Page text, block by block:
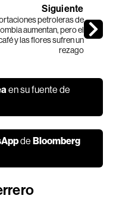
Siguiente
petroleras de
aumentan, pero el
y las flores sufren un
rezago
en su fuente de
deBloomberg